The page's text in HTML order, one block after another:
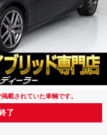
載されていた車輛です。
了